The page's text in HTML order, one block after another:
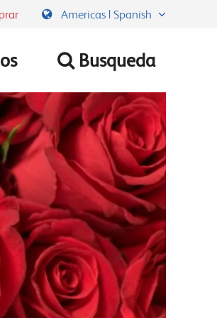
Americas | Spanish
Busqueda